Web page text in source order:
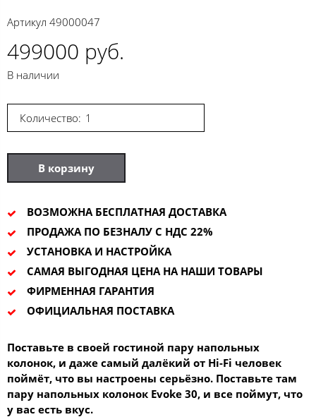
Артикул 49000047
499000 руб.
В наличии
Количество:
В корзину
ВОЗМОЖНА БЕСПЛАТНАЯ ДОСТАВКА
ПРОДАЖА ПО БЕЗНАЛУ С НДС 22%
УСТАНОВКА И НАСТРОЙКА
САМАЯ ВЫГОДНАЯ ЦЕНА НА НАШИ ТОВАРЫ
ФИРМЕННАЯ ГАРАНТИЯ
ОФИЦИАЛЬНАЯ ПОСТАВКА
Поставьте в своей гостиной пару напольных
колонок, и даже самый далёкий от Hi-Fi человек
поймёт, что вы настроены серьёзно. Поставьте там
пару напольных колонок Evoke 30, и все поймут, что
у вас есть вкус.